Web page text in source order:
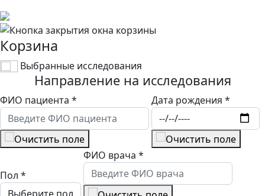
Корзина
Выбранные исследования
Направление на исследования
ФИО пациента * Дата рождения *
Пол *
ФИО врача *